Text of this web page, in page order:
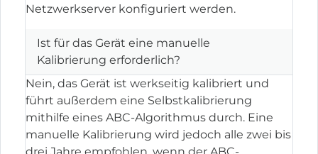
Netzwerkserver konfiguriert werden.
Ist für das Gerät eine manuelle
Kalibrierung erforderlich?
Nein, das Gerät ist werkseitig kalibriert und
führt außerdem eine Selbstkalibrierung
mithilfe eines ABC-Algorithmus durch. Eine
manuelle Kalibrierung wird jedoch alle zwei bis